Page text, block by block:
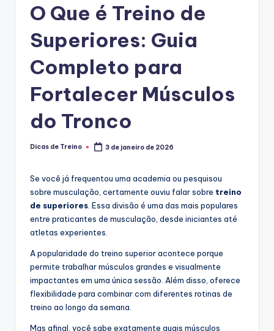
O Que é Treino de
Superiores: Guia
Completo para
Fortalecer Músculos
do Tronco
Posted
Dicas de Treino 3 de janeiro de 2026
Se você já frequentou uma academia ou pesquisou
sobre musculação, certamente ouviu falar sobre treino
de superiores . Essa divisão é uma das mais populares
entre praticantes de musculação, desde iniciantes até
atletas experientes.
A popularidade do treino superior acontece porque
permite trabalhar músculos grandes e visualmente
impactantes em uma única sessão. Além disso, oferece
flexibilidade para combinar com diferentes rotinas de
treino ao longo da semana.
Mas afinal, você sabe exatamente quais músculos